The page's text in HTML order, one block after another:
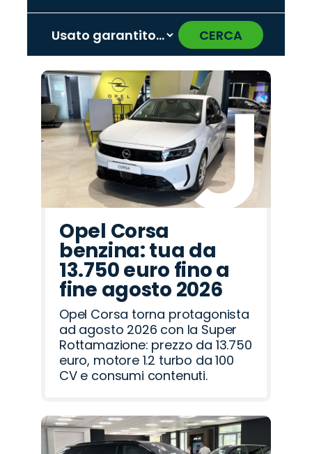
CERCA
Promo
Jaecoo
Promo
Fiat
Promo
Opel
Promo
Mazda
Promo
Citroën
Promo
Land
Rover
Promo
Cupra
Promo
Abarth
Promo
Seat
Promo
Lancia
Promo
Peugeot
Promo
Alfa
Romeo
Promo
Jeep
Promo
Hyundai
Promo
Omoda
‹ ›
Opel Corsa
benzina: tua da
13.750 euro fino a
fine agosto 2026
Opel Corsa torna protagonista
ad agosto 2026 con la Super
Rottamazione: prezzo da 13.750
euro, motore 1.2 turbo da 100
CV e consumi contenuti.